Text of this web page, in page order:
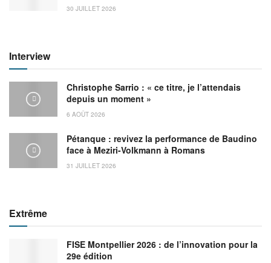
30 JUILLET 2026
Interview
Christophe Sarrio : « ce titre, je l’attendais
depuis un moment »
6 AOÛT 2026
Pétanque : revivez la performance de Baudino
face à Meziri-Volkmann à Romans
31 JUILLET 2026
Extrême
FISE Montpellier 2026 : de l’innovation pour la
29e édition